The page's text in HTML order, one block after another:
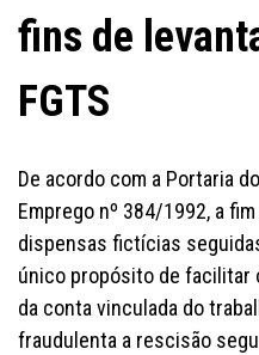
fins de
FGTS
De acordo com a Portaria
Emprego nº 384/1992, a
dispensas fictícias
único propósito de facilitar
da conta vinculada do
fraudulenta a rescisão